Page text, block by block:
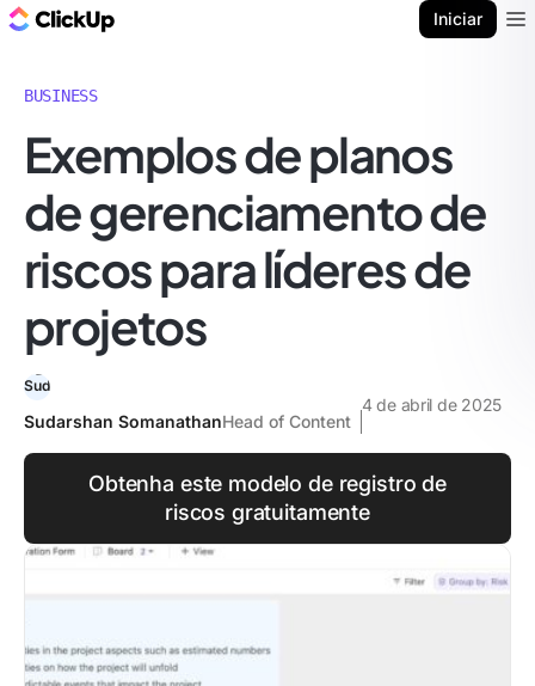
Iniciar
BUSINESS
Exemplos de planos
de gerenciamento de
riscos para líderes de
projetos
Sudarshan SomanathanHead of Content
4 de abril de 2025
Obtenha este modelo de registro de
riscos gratuitamente